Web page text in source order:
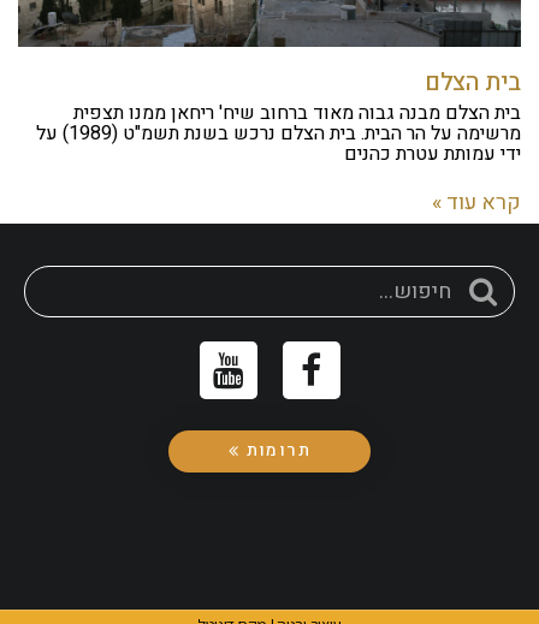
בית הצלם
בית הצלם מבנה גבוה מאוד ברחוב שיח' ריחאן ממנו תצפית
מרשימה על הר הבית. בית הצלם נרכש בשנת תשמ"ט (1989) על
ידי עמותת עטרת כהנים
קרא עוד »
תרומות